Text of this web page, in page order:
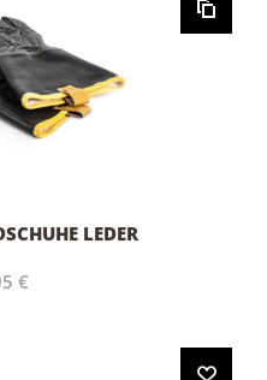
LEDER
€